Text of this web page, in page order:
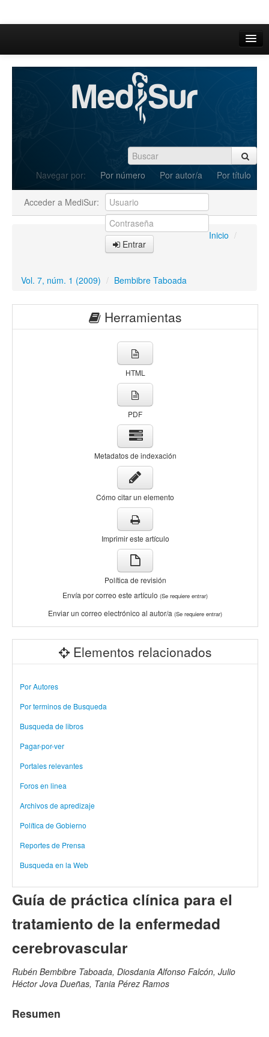
Inicio
Actual
Archivos
Navegar por: Por número Por autor/a Por título
Acceder a MediSur:
Entrar
Inicio /
Vol. 7, núm. 1 (2009) / Bembibre Taboada
Herramientas
HTML
PDF
Metadatos de indexación
Cómo citar un elemento
Imprimir este artículo
Política de revisión
Envía por correo este artículo (Se requiere entrar)
Enviar un correo electrónico al autor/a (Se requiere entrar)
Elementos relacionados
Por Autores
Por terminos de Busqueda
Busqueda de libros
Pagar-por-ver
Portales relevantes
Foros en linea
Archivos de apredizaje
Política de Gobierno
Reportes de Prensa
Busqueda en la Web
Guía de práctica clínica para el
tratamiento de la enfermedad
cerebrovascular
Rubén Bembibre Taboada, Diosdania Alfonso Falcón, Julio
Héctor Jova Dueñas, Tania Pérez Ramos
Resumen